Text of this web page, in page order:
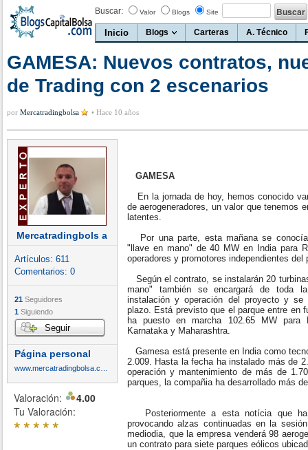
Buscar: Valor Blogs Site
Inicio Blogs Carteras A. Técnico
GAMESA: Nuevos contratos,
de Trading con 2 escenarios
por Mercatradingbolsa • Hace 10 años
Mercatradingbols a
Artículos: 611
Comentarios: 0
21 Seguidores
1 Siguiendo
Seguir
Página personal
Valoración:
4.00
Tu Valoración:
*****
GAMESA
En la jornada de hoy, hemos conocido
de aerogeneradores, un valor que tenemos
latentes.
Por una parte, esta mañana se conocía
"llave en mano" de 40 MW en India para
operadores y promotores independientes
Según el contrato, se instalarán 20
mano" también se encargará de toda
instalación y operación del proyecto y se
plazo. Está previsto que el parque entre en
ha puesto en marcha 102.65 MW para
Karnataka y Maharashtra.
Gamesa está presente en India como
2.009. Hasta la fecha ha instalado más de
operación y mantenimiento de más de
parques, la compañia ha desarrollado más
Posteriormente a esta notícia que ha
provocando alzas continuadas en la
mediodia, que la empresa venderá 98
un contrato para siete parques eólicos